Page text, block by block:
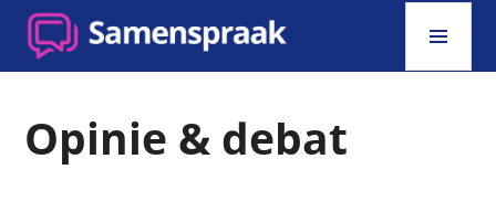
Skip
content
SAMENSPRAAK
Opinie & debat